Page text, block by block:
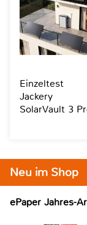
Neu im Shop
ePaper Jahres-
Einzeltest
Jackery
SolarVault 3